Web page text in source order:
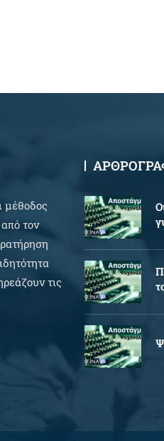
μέθοδος
τον
τις